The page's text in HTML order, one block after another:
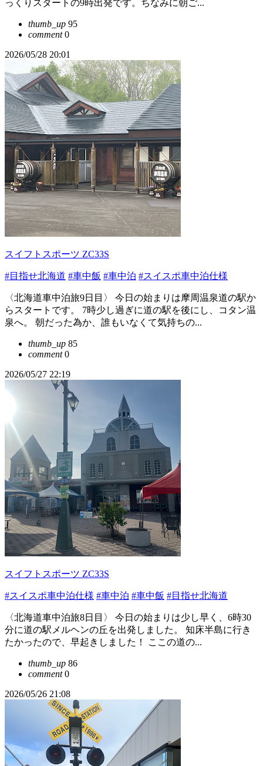
っくりスタートの9時出発です。ちなみに朝ご...
thumb_up 95
comment0
2026/05/28 20:01
スイフトスポーツ ZC33S
#目指せ北海道 #車中飯 #車中泊 #スイスポ車中泊仕様
〈北海道車中泊旅9日目〉 今日の始まりは摩周温泉道の駅か
らスタートです。 7時少し過ぎに道の駅を後にし、コタン温
泉へ。 朝だった為か、誰もいなくて気持ちの...
thumb_up 85
comment0
2026/05/27 22:19
スイフトスポーツ ZC33S
#スイスポ車中泊仕様 #車中泊 #車中飯 #目指せ北海道
〈北海道車中泊旅8日目〉 今日の始まりは少し早く、6時30
分に道の駅メルヘンの丘を出発しました。 知床半島に行き
たかったので、早起きしました！ ここの道の...
thumb_up 86
comment0
2026/05/26 21:08